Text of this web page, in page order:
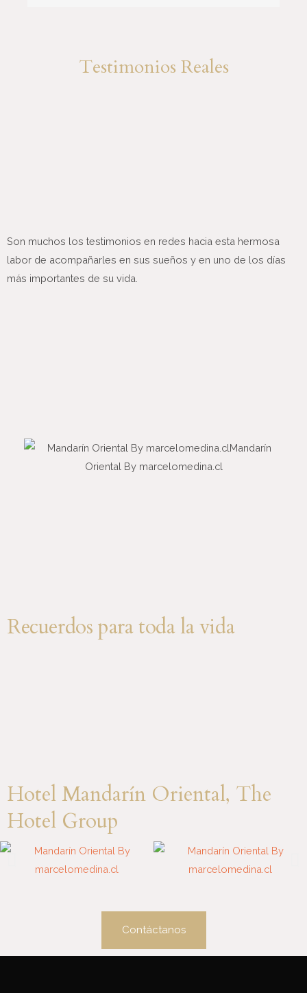
Testimonios Reales
Son muchos los testimonios en redes hacia esta hermosa
labor de acompañarles en sus sueños y en uno de los días
más importantes de su vida.
Recuerdos para toda la vida
Hotel Mandarín Oriental, The
Hotel Group
Contáctanos